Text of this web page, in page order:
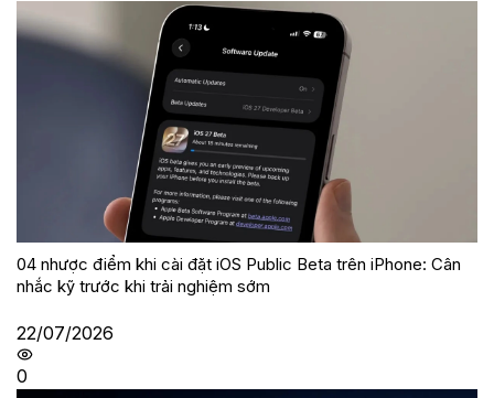
04 nhược điểm khi cài đặt iOS Public Beta trên iPhone: Cân
nhắc kỹ trước khi trải nghiệm sớm
22/07/2026
0